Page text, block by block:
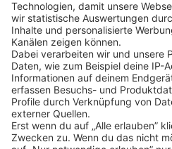
Klickehier, um alle offenen